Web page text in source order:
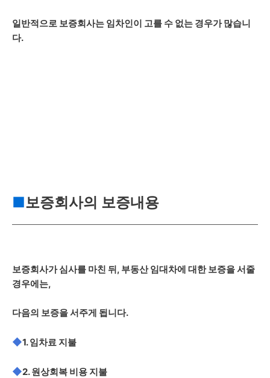
일반적으로 보증회사는 임차인이 고를 수 없는 경우가 많습니
다.
■보증회사의 보증내용
보증회사가 심사를 마친 뒤, 부동산 임대차에 대한 보증을 서줄
경우에는,
다음의 보증을 서주게 됩니다.
◆1. 임차료 지불
◆2. 원상회복 비용 지불